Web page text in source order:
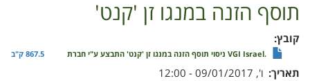
תוסף הזנה במנגו זן 'קנט'
קובץ
.VGI Israel ניסוי תוסף הזנה במנגו זן 'קנט' התבצע ע"י חברת 867.5 ק"ב
תאריך ו', 09/01/2017 - 12:00